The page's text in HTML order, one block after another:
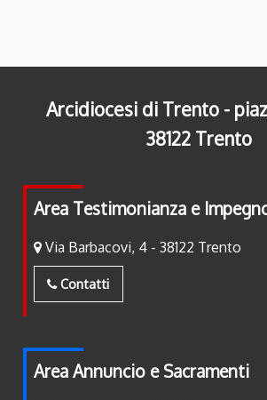
Arcidiocesi di Trento -
38122 Trento
Area Testimonianza e
Via Barbacovi, 4 - 38122 Trento
Contatti
Area Annuncio e Sacramenti